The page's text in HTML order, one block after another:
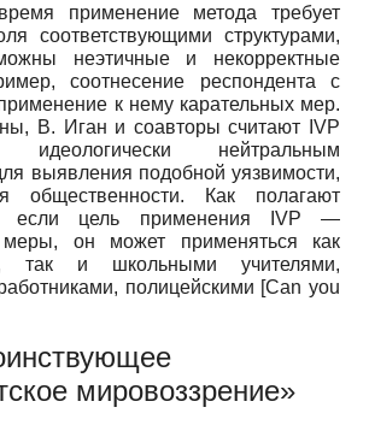
применение метода требует
соответствующими структурами,
неэтичные и некорректные
соотнесение респондента с
к нему карательных мер.
В. Иган и соавторы считают IVP
идеологически нейтральным
выявления подобной уязвимости,
общественности. Как полагают
если цель применения IVP —
меры, он может применяться как
так и школьными учителями,
полицейскими [Can you
мировоззрение»